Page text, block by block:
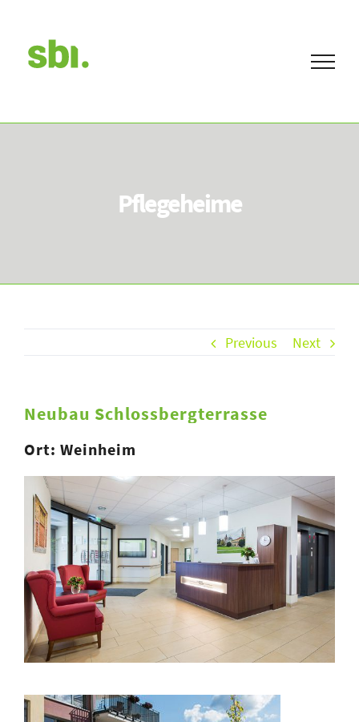
content
Pflegeheime
Previous Next
Neubau Schlossbergterrasse
Ort: Weinheim